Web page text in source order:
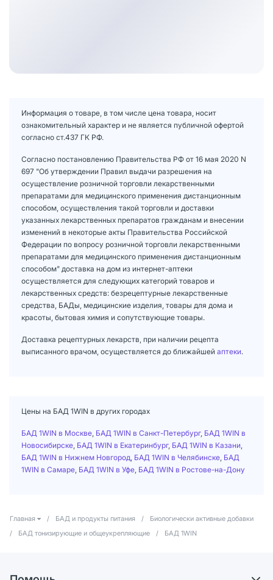
Информация о товаре, в том числе цена товара, носит
ознакомительный характер и не является публичной офертой
согласно ст.437 ГК РФ.
Согласно постановлению Правительства РФ от 16 мая 2020 N
697 "Об утверждении Правил выдачи разрешения на
осуществление розничной торговли лекарственными
препаратами для медицинского применения дистанционным
способом, осуществления такой торговли и доставки
указанных лекарственных препаратов гражданам и внесении
изменений в некоторые акты Правительства Российской
Федерации по вопросу розничной торговли лекарственными
препаратами для медицинского применения дистанционным
способом" доставка на дом из интернет-аптеки
осуществляется для следующих категорий товаров и
лекарственных средств: безрецептурные лекарственные
средства, БАДы, медицинские изделия, товары для дома и
красоты, бытовая химия и сопутствующие товары.
Доставка рецептурных лекарств, при наличии рецепта
выписанного врачом, осуществляется до ближайшей аптеки.
Цены на БАД 1WIN в других городах
БАД 1WIN в Москве БАД 1WIN в Санкт-Петербург, БАД 1WIN в
Новосибирске БАД 1WIN в Екатеринбург, БАД 1WIN в Казани
БАД 1WIN в Нижнем Новгород БАД 1WIN в Челябинске БАД
1WIN в Самаре БАД 1WIN в Уфе БАД 1WIN в Ростове-на-Дону
Главная / БАД и продукты питания /
Биологически активные добавки
/
БАД тонизирующие и общеукрепляющие / БАД 1WIN